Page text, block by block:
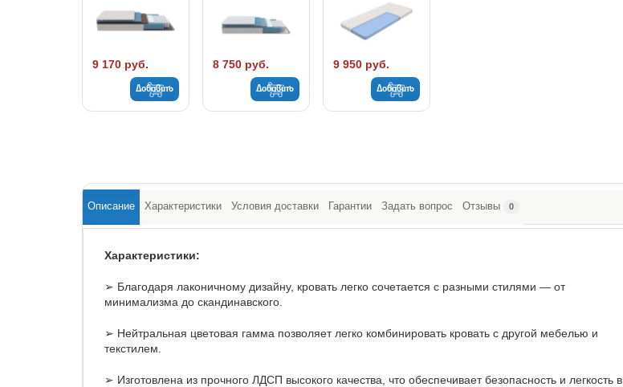
9 170 руб.
Добавить
8 750 руб.
Добавить
9 950 руб.
Добавить
Описание Характеристики Условия доставки Гарантии Задать вопрос Отзывы 0
Характеристики:
➢ Благодаря лаконичному дизайну, кровать легко сочетается с разными стилями — от
минимализма до скандинавского.
➢ Нейтральная цветовая гамма позволяет легко комбинировать кровать с другой мебелью и
текстилем.
➢ Изготовлена из прочного ЛДСП высокого качества, что обеспечивает безопасность и легкость в